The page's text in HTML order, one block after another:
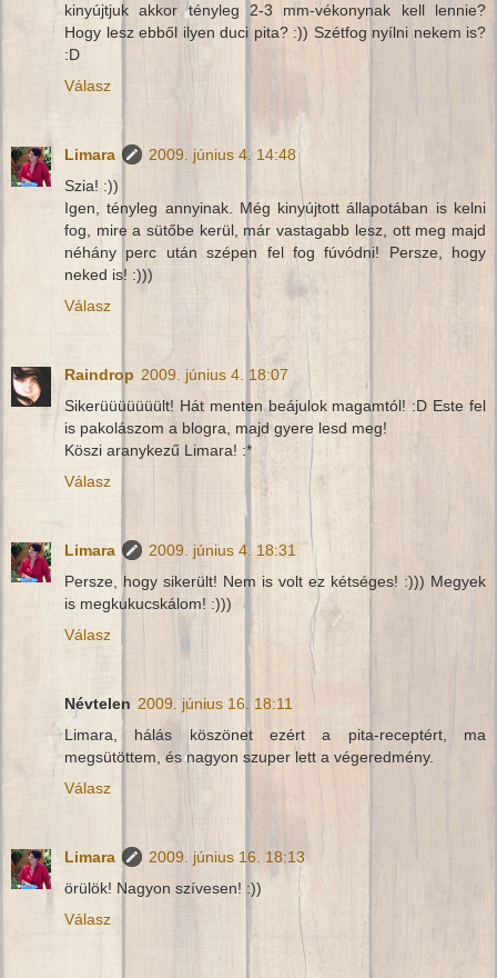
kinyújtjuk akkor tényleg 2-3 mm-vékonynak kell lennie?
Hogy lesz ebből ilyen duci pita? :)) Szétfog nyílni nekem is?
:D
Válasz
Limara
2009. június 4. 14:48
Szia! :))
Igen, tényleg annyinak. Még kinyújtott állapotában is kelni
fog, mire a sütőbe kerül, már vastagabb lesz, ott meg majd
néhány perc után szépen fel fog fúvódni! Persze, hogy
neked is! :)))
Válasz
Raindrop 2009. június 4. 18:07
Sikerüüüüüüült! Hát menten beájulok magamtól! :D Este fel
is pakolászom a blogra, majd gyere lesd meg!
Köszi aranykezű Limara! :*
Válasz
Limara
2009. június 4. 18:31
Persze, hogy sikerült! Nem is volt ez kétséges! :))) Megyek
is megkukucskálom! :)))
Válasz
Névtelen 2009. június 16. 18:11
Limara, hálás köszönet ezért a pita-receptért, ma
megsütöttem, és nagyon szuper lett a végeredmény.
Válasz
Limara
2009. június 16. 18:13
örülök! Nagyon szívesen! :))
Válasz